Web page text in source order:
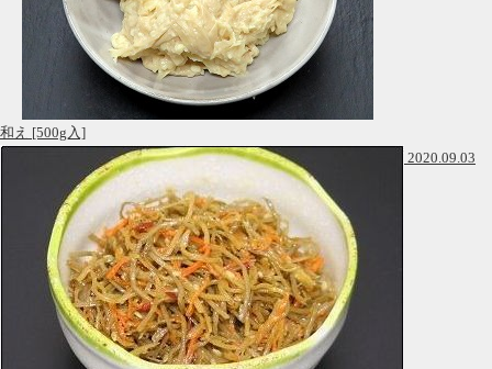
和え [500g入]
2020.09.03